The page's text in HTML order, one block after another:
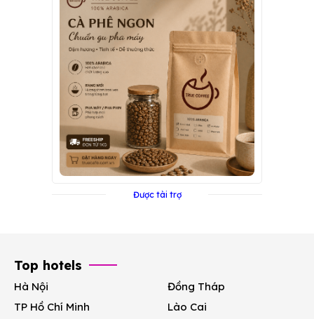
Được tài trợ
Top hotels
Hà Nội
TP Hồ Chí Minh
Đồng Tháp
Lào Cai